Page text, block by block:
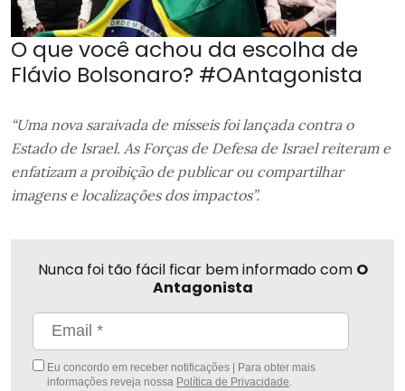
O que você achou da escolha de
Flávio Bolsonaro? #OAntagonista
“Uma nova saraivada de mísseis foi lançada contra o
Estado de Israel. As Forças de Defesa de Israel reiteram e
enfatizam a proibição de publicar ou compartilhar
imagens e localizações dos impactos”.
Nunca foi tão fácil ficar bem informado com O
Antagonista
Eu concordo em receber notificações | Para obter mais
informações reveja nossa Política de Privacidade